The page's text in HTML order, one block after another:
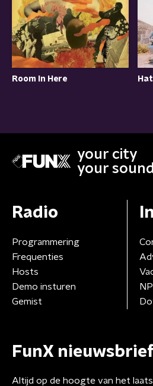
Room In Here
your city
your sound
Radio
Programmering
Frequenties
Hosts
Demo insturen
Gemist
FunX
Altijd op de hoogte van het